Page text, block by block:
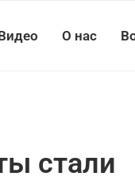
О нас
стали